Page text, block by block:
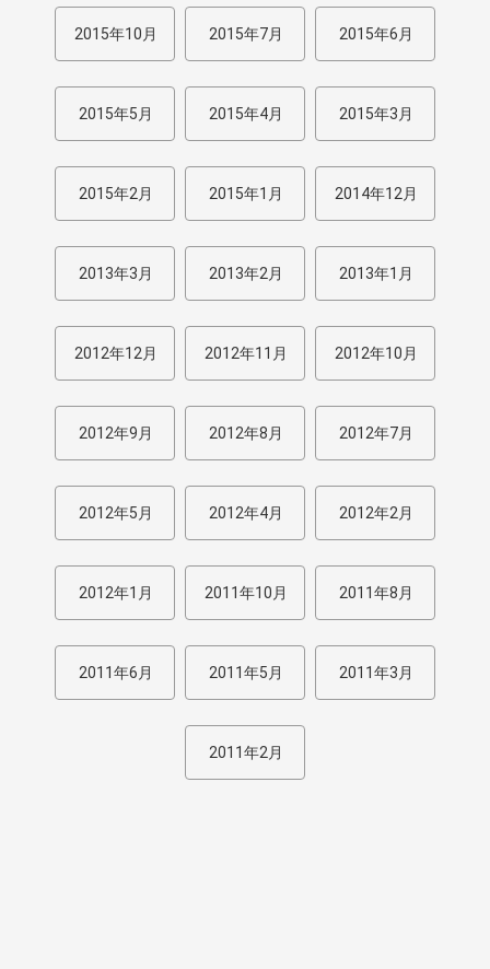
2015年10月 2015年7月 2015年6月
2015年5月 2015年4月 2015年3月
2015年2月 2015年1月 2014年12月
2013年3月 2013年2月 2013年1月
2012年12月 2012年11月 2012年10月
2012年9月 2012年8月 2012年7月
2012年5月 2012年4月 2012年2月
2012年1月 2011年10月 2011年8月
2011年6月 2011年5月 2011年3月
2011年2月